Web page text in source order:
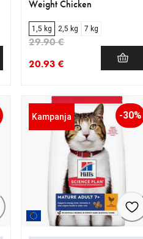
Weight Chicken
1,5 kg 2,5 kg 7 kg
20.93 €
29.90 €
Kampanja -30%